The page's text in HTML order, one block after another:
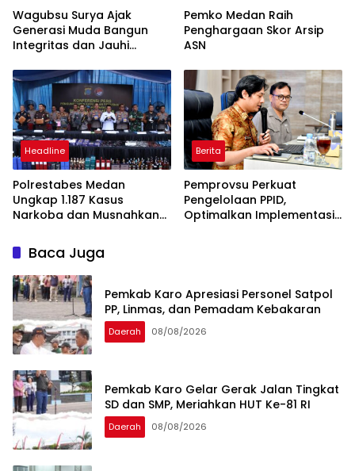
Wagubsu Surya Ajak
Generasi Muda Bangun
Integritas dan Jauhi
Pemko Medan Raih
Penghargaan Skor Arsip
ASN
Headline
Polrestabes Medan
Ungkap 1.187 Kasus
Narkoba dan Musnahkan
Bukti
Berita
Pemprovsu Perkuat
Pengelolaan PPID,
Optimalkan Implementasi
Baca Juga
Pemkab Karo Apresiasi Personel Satpol
PP, Linmas, dan Pemadam Kebakaran
Daerah 08/08/2026
Pemkab Karo Gelar Gerak Jalan Tingkat
SD dan SMP, Meriahkan HUT Ke-81 RI
Daerah 08/08/2026